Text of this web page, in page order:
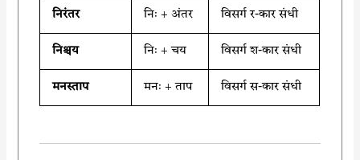
निरंतर निः + अंतर विसर्ग र-कार संधी
निश्चय निः + चय विसर्ग श-कार संधी
मनस्ताप मनः + ताप विसर्ग स-कार संधी